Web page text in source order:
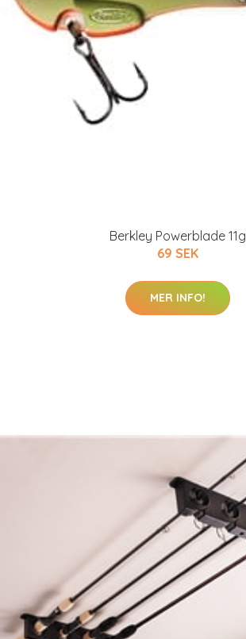
Berkley Powerblade 11g
69 SEK
MER INFO!